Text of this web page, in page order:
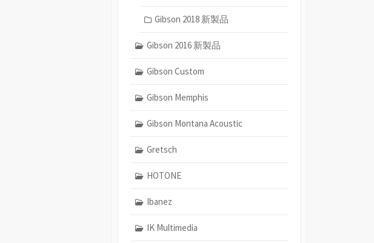
Gibson 2018 新製品
Gibson 2016 新製品
Gibson Custom
Gibson Memphis
Gibson Montana Acoustic
Gretsch
HOTONE
Ibanez
IK Multimedia